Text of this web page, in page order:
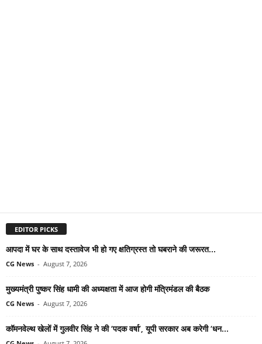
EDITOR PICKS
आपदा में घर के साथ दस्तावेज भी हो गए क्षतिग्रस्त तो घबराने की जरूरत...
CG News - August 7, 2026
मुख्यमंत्री पुष्कर सिंह धामी की अध्यक्षता में आज होगी मंत्रिमंडल की बैठक
CG News - August 7, 2026
कॉमनवेल्थ खेलों में गुलवीर सिंह ने की ‘पदक वर्षा’, यूपी सरकार अब करेगी ‘धन...